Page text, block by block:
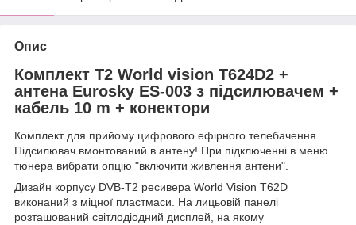
Опис
Комплект Т2 World vision T624D2 +
антена Eurosky ES-003 з підсилювачем +
кабель 10 m + конектори
Комплект для прийому цифрового ефірного телебачення.
Підсилювач вмонтований в антену! При підключенні в меню
тюнера вибрати опцію "включити живлення антени".
Дизайн корпусу DVB-T2 ресивера World Vision T62D
виконаний з міцної пластмаси. На лицьовій панелі
розташований світлодіодний дисплей, на якому